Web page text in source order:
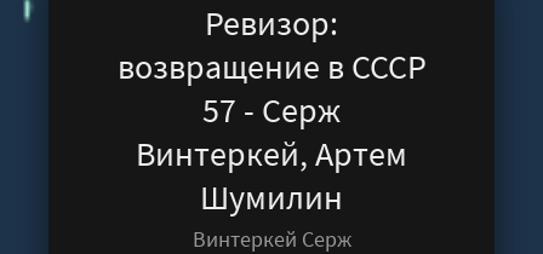
Ревизор:
возвращение в СССР
57 - Серж
Винтеркей, Артем
Шумилин
Винтеркей Серж